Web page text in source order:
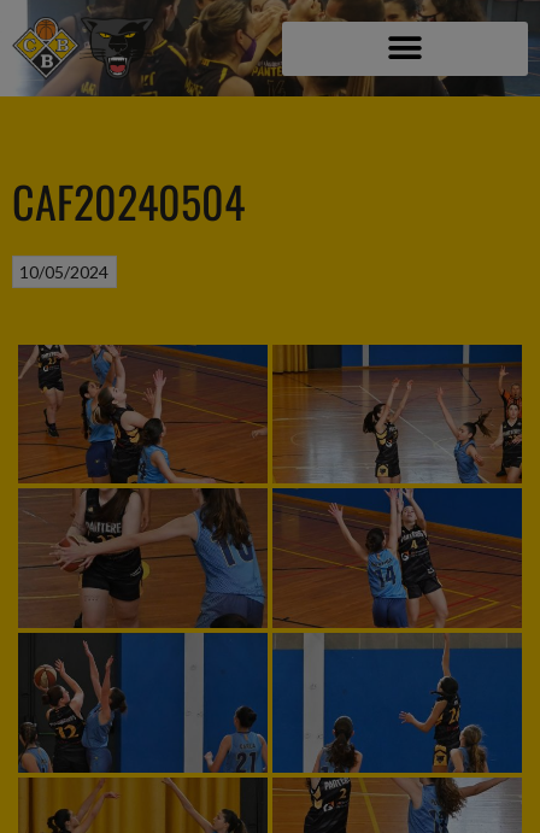
CAF20240504
10/05/2024